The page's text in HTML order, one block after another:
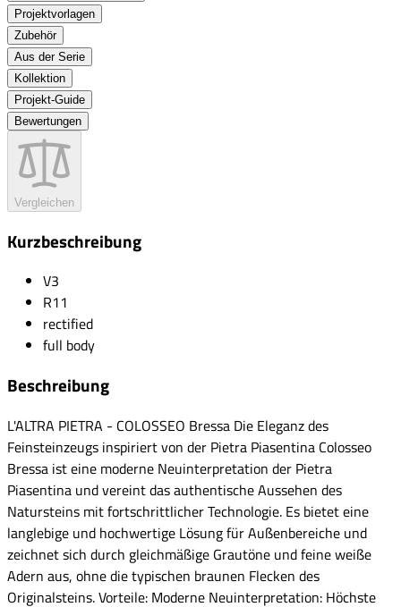
Projektvorlagen
Zubehör
Aus der Serie
Kollektion
Projekt-Guide
Bewertungen
Vergleichen
Kurzbeschreibung
V3
R11
rectified
full body
Beschreibung
L'ALTRA PIETRA - COLOSSEO Bressa Die Eleganz des
Feinsteinzeugs inspiriert von der Pietra Piasentina Colosseo
Bressa ist eine moderne Neuinterpretation der Pietra
Piasentina und vereint das authentische Aussehen des
Natursteins mit fortschrittlicher Technologie. Es bietet eine
langlebige und hochwertige Lösung für Außenbereiche und
zeichnet sich durch gleichmäßige Grautöne und feine weiße
Adern aus, ohne die typischen braunen Flecken des
Originalsteins. Vorteile: Moderne Neuinterpretation: Höchste